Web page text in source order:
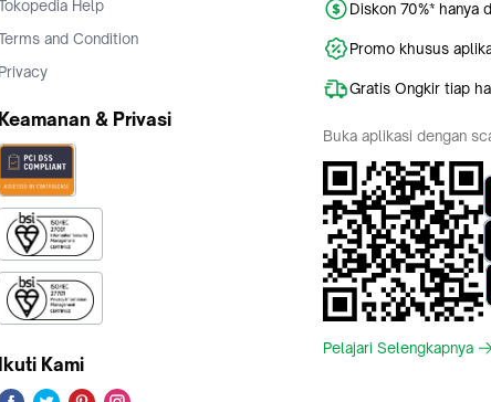
Help
and Condition
Privacy
Keamanan & Privasi
Ikuti Kami
Diskon 70%* hanya
Promo khusus
Gratis Ongkir tiap
Buka aplikasi dengan
Pelajari Selengkapnya